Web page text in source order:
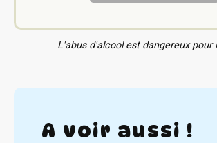
L'abus d'alcool est dangereux pour
A voir aussi !